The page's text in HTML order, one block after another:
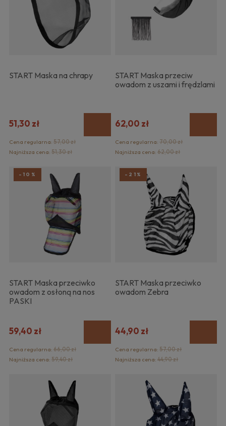
START Maska na chrapy
51,30 zł
Cena regularna: 57,00 zł
Najniższa cena: 51,30 zł
START Maska przeciw
owadom z uszami i frędzlami
62,00 zł
Cena regularna:70,00 zł
Najniższa cena:62,00 zł
START Maska przeciwko
owadom z osłoną na nos
PASKI
59,40 zł
Cena regularna: 66,00 zł
Najniższa cena: 59,40 zł
-10%
START Maska przeciwko
owadom Zebra
44,90 zł
Cena regularna:57,00 zł
Najniższa cena:44,90 zł
-21%